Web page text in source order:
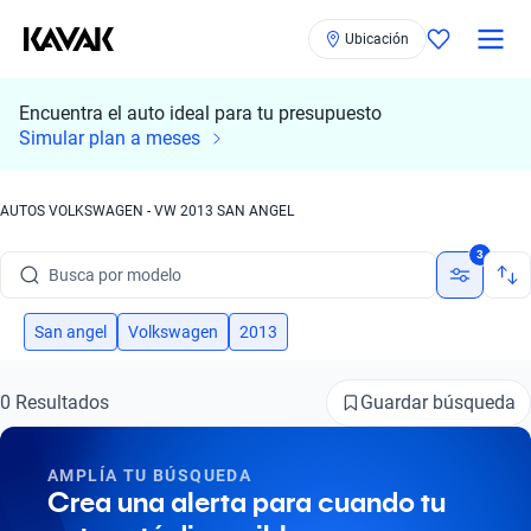
Ubicación
Encuentra el auto ideal para tu presupuesto
Simular plan a meses
AUTOS VOLKSWAGEN - VW 2013 SAN ANGEL
Busca por modelo
Busca por versión
Busca por marca
Busca por modelo
3
San angel Volkswagen 2013
0 Resultados Guardar búsqueda
AMPLÍA TU BÚSQUEDA
Crea una alerta para cuando tu